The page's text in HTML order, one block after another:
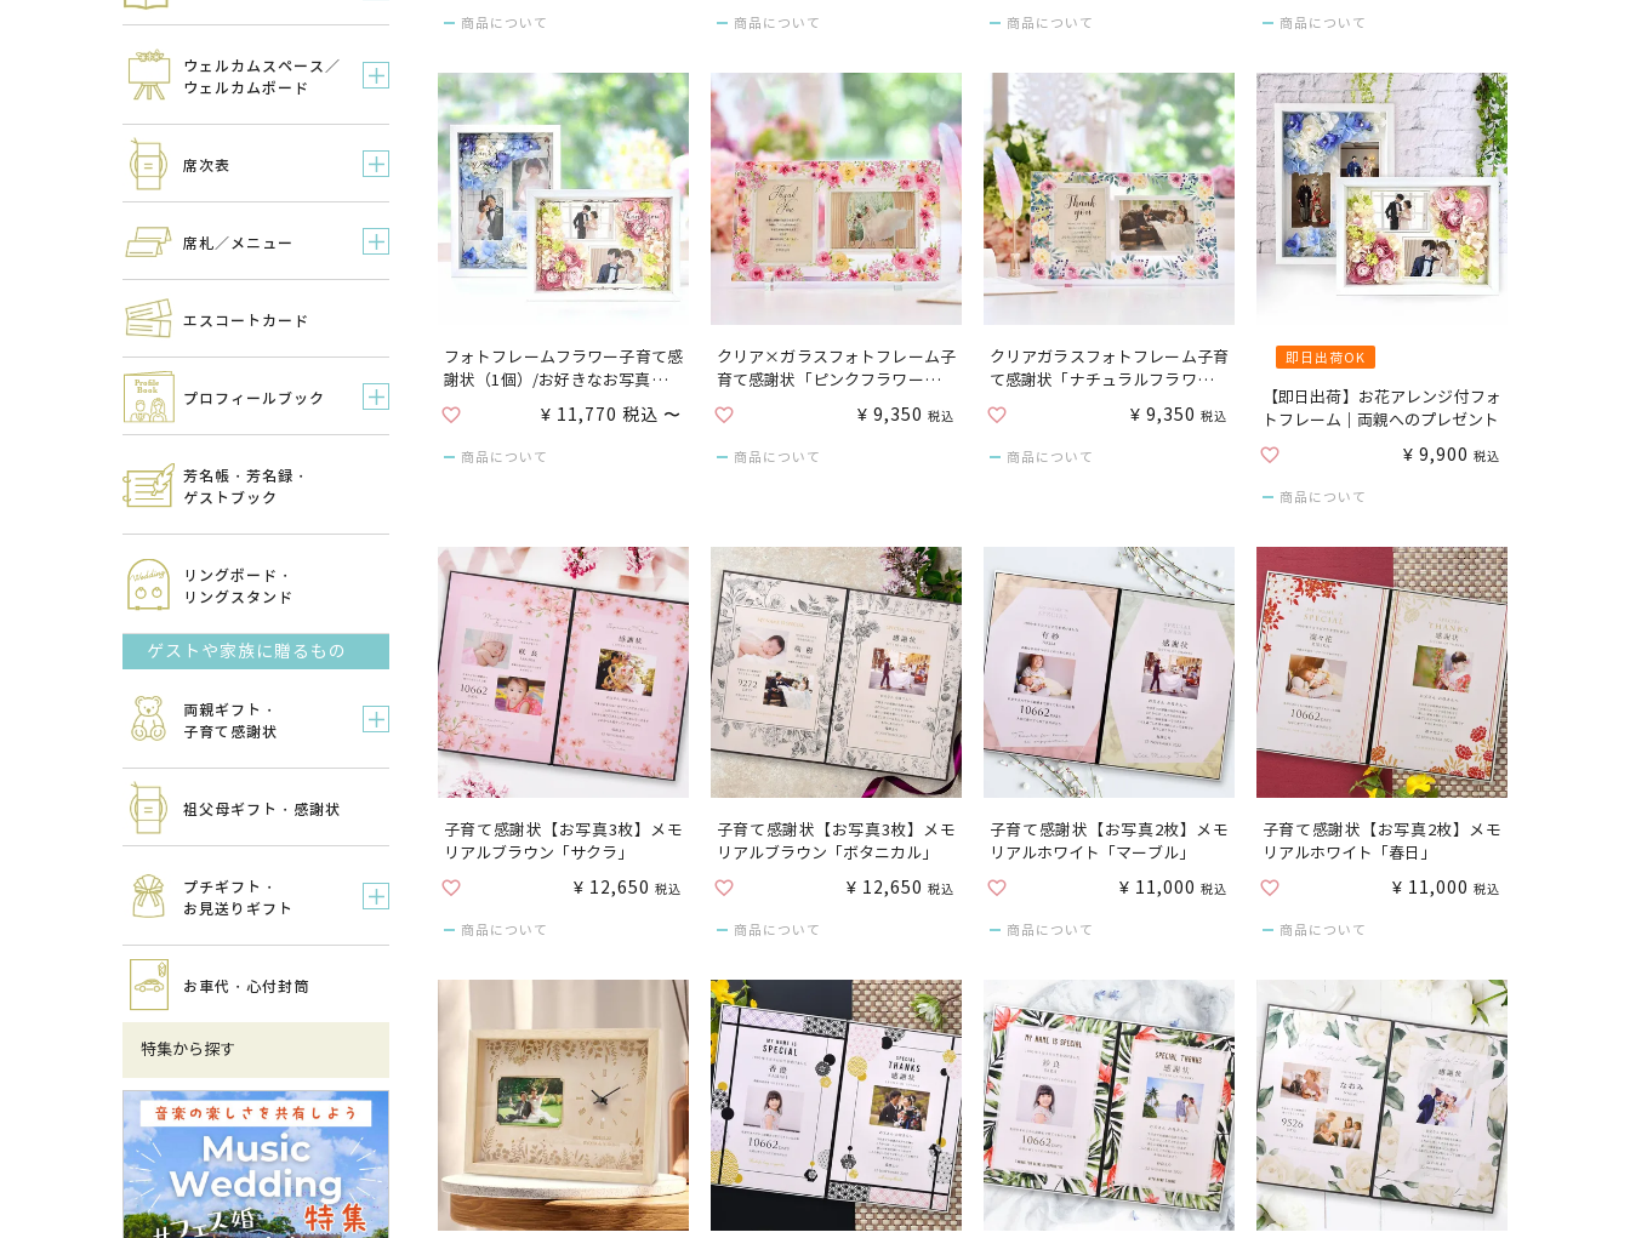
ウェルカムスペース／
ウェルカムボード
席次表
席札／メニュー
エスコートカード
プロフィールブック
芳名帳・芳名録・
ゲストブック
リングボード・
リングスタンド
ゲストや家族に贈るもの
両親ギフト・
子育て感謝状
祖父母ギフト・感謝状
プチギフト・
お見送りギフト
お車代・心付封筒
特集から探す
商品について 商品について 商品について 商品について
フォトフレームフラワー子育て感
謝状（1個）/お好きなお写真をセ
ットして贈れる
¥ 11,770 税込 〜
商品について
クリア×ガラスフォトフレーム子
育て感謝状「ピンクフラワー」／
好きなお写真をセットして贈れる
結婚式
¥ 9,350 税込
商品について
クリアガラスフォトフレーム子育
て感謝状「ナチュラルフラワー」
／お好きなお写真をセットして贈
れる
¥ 9,350 税込
商品について
即日出荷OK
【即日出荷】お花アレンジ付フォ
トフレーム｜両親へのプレゼント
¥ 9,900 税込
商品について
子育て感謝状【お写真3枚】メモ
リアルブラウン「サクラ」
¥ 12,650 税込
商品について
子育て感謝状【お写真3枚】メモ
リアルブラウン「ボタニカル」
¥ 12,650 税込
商品について
子育て感謝状【お写真2枚】メモ
リアルホワイト「マーブル」
¥ 11,000 税込
商品について
子育て感謝状【お写真2枚】メモ
リアルホワイト「春日」
¥ 11,000 税込
商品について